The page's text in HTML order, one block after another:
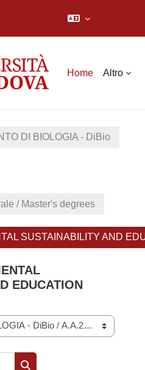
Home Altro
DI BIOLOGIA - DiBio
/ Master's degrees
SUSTAINABILITY AND
EDUCATION